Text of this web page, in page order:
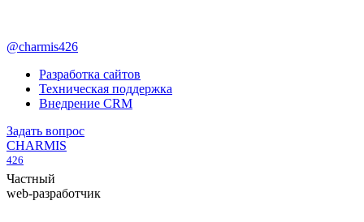
@charmis426
Разработка сайтов
Техническая поддержка
Внедрение CRM
Задать вопрос
CHARMIS
426
Частный
web-разработчик